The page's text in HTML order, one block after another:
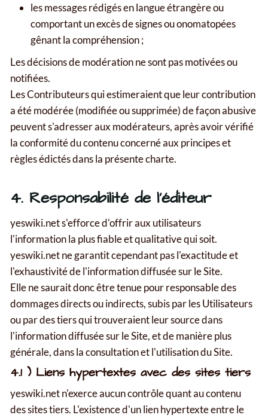
les messages rédigés en langue étrangère ou
comportant un excès de signes ou onomatopées
gênant la compréhension ;
Les décisions de modération ne sont pas motivées ou
notifiées.
Les Contributeurs qui estimeraient que leur contribution
a été modérée (modifiée ou supprimée) de façon abusive
peuvent s'adresser aux modérateurs, après avoir vérifié
la conformité du contenu concerné aux principes et
règles édictés dans la présente charte.
4. Responsabilité de l'éditeur
yeswiki.net s'efforce d'offrir aux utilisateurs
l'information la plus fiable et qualitative qui soit.
yeswiki.net ne garantit cependant pas l'exactitude et
l'exhaustivité de l'information diffusée sur le Site.
Elle ne saurait donc être tenue pour responsable des
dommages directs ou indirects, subis par les Utilisateurs
ou par des tiers qui trouveraient leur source dans
l'information diffusée sur le Site, et de manière plus
générale, dans la consultation et l'utilisation du Site.
4.1 ) Liens hypertextes avec des sites tiers
yeswiki.net n'exerce aucun contrôle quant au contenu
des sites tiers. L'existence d'un lien hypertexte entre le